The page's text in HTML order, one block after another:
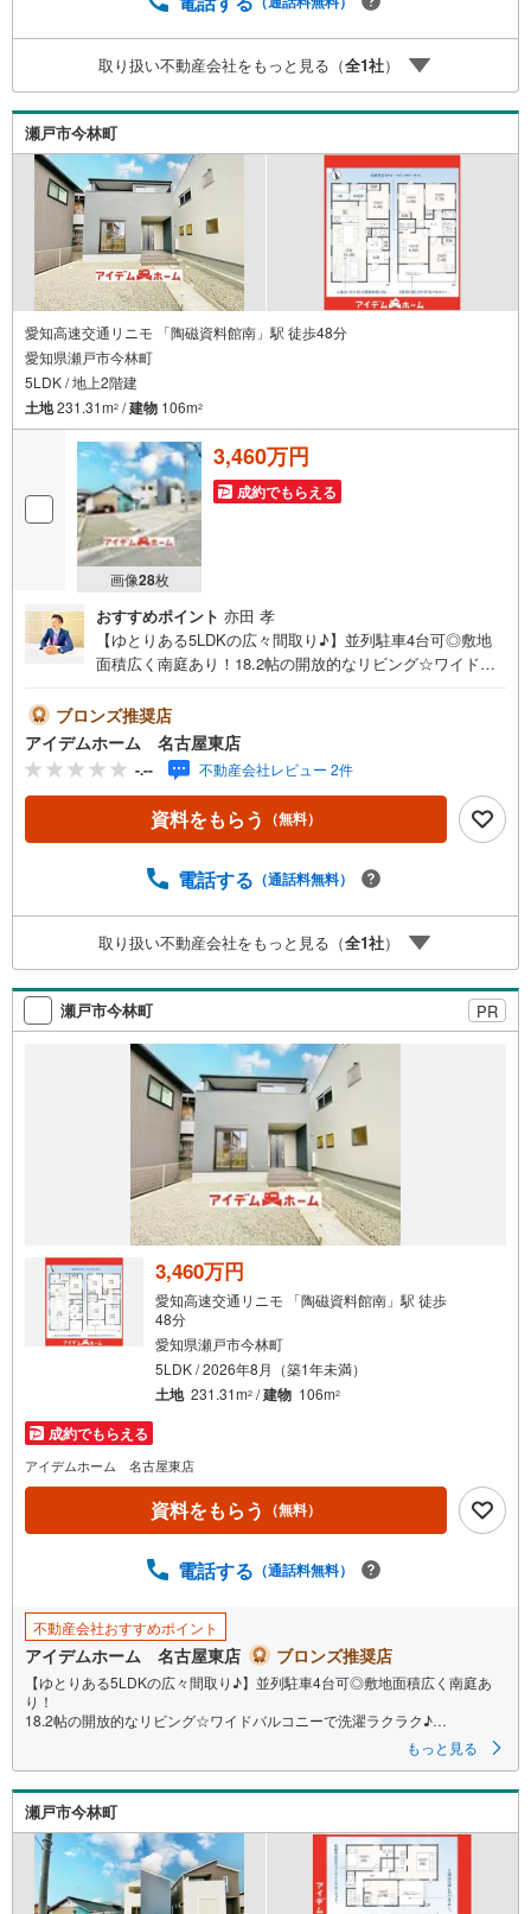
来ます！*自営業の方・買い替えの方など資金計画でご不安
な方もおまかせください！弊社HPにて物件のルームツアー
MOVIEを公開中!!写真だけでは伝わらない物件の魅力をた
っぷりご紹介しております♪
取り扱い不動産会社をもっと見る（全1社）
瀬戸市今林町
愛知高速交通リニモ 「陶磁資料館南」駅 徒歩48分
愛知県瀬戸市今林町
5LDK / 地上2階建
土地231.31m2 /建物 106m2
画像28枚
3,460万円
成約でもらえる
おすすめポイント 亦田 孝
【ゆとりある5LDKの広々間取り♪】並列駐車4台可◎敷地
面積広く南庭あり！18.2帖の開放的なリビング☆ワイドバ
待ちしております☆＼瀬戸市今林町☆全3棟【3号棟】/当日
のご来店・ご見学、大歓迎♪【安心】耐震等級3取得、長期
優良住宅【品質】設計住宅性能評価書、建設住宅性能評価
書【充実】駐車4台、WIC、5LDK、ワイドバルコニー■愛知
環状鉄道線「山口」駅 徒歩14分（約1070m）■幡山東小学
校:徒歩19分（約1460m）■幡山中学校 :徒歩22分（約1720
ます！*今から見たい！聞きたい！にスピード対応！*自己
ど資金計画でご不安な方もおまかせください！弊社HPにて
物件のルームツアーMOVIEを公開中!!写真だけでは伝わら
ない物件の魅力をたっぷりご紹介しております♪さらに店
内には豊富な物件資料や発売予定物件等ございます☆
ブロンズ推奨店
アイデムホーム 名古屋東店
-.-- 不動産会社レビュー 2件
資料をもらう （無料）
電話する （通話料無料）
取り扱い不動産会社をもっと見る（全1社）
瀬戸市今林町 PR
3,460万円
愛知高速交通リニモ 「陶磁資料館南」駅 徒歩
48分
愛知県瀬戸市今林町
5LDK / 2026年8月（築1年未満）
土地 231.31m2 /建物 106m2
成約でもらえる
アイデムホーム 名古屋東店
資料をもらう （無料）
電話する （通話料無料）
不動産会社おすすめポイント
アイデムホーム 名古屋東店 ブロンズ推奨店
【ゆとりある5LDKの広々間取り♪】並列駐車4台可◎敷地面積広く南庭あ
り！
18.2帖の開放的なリビング☆ワイドバルコニーで洗濯ラクラク♪
＼瀬戸市今林町☆全3棟【3号棟】/
当日のご来店・ご見学、大歓迎♪
【安心】耐震等級3取得、長期優良住宅
【品質】設計住宅性能評価書、建設住宅性能評価書
【充実】駐車4台、WIC、5LDK、ワイドバルコニー
もっと見る
瀬戸市今林町